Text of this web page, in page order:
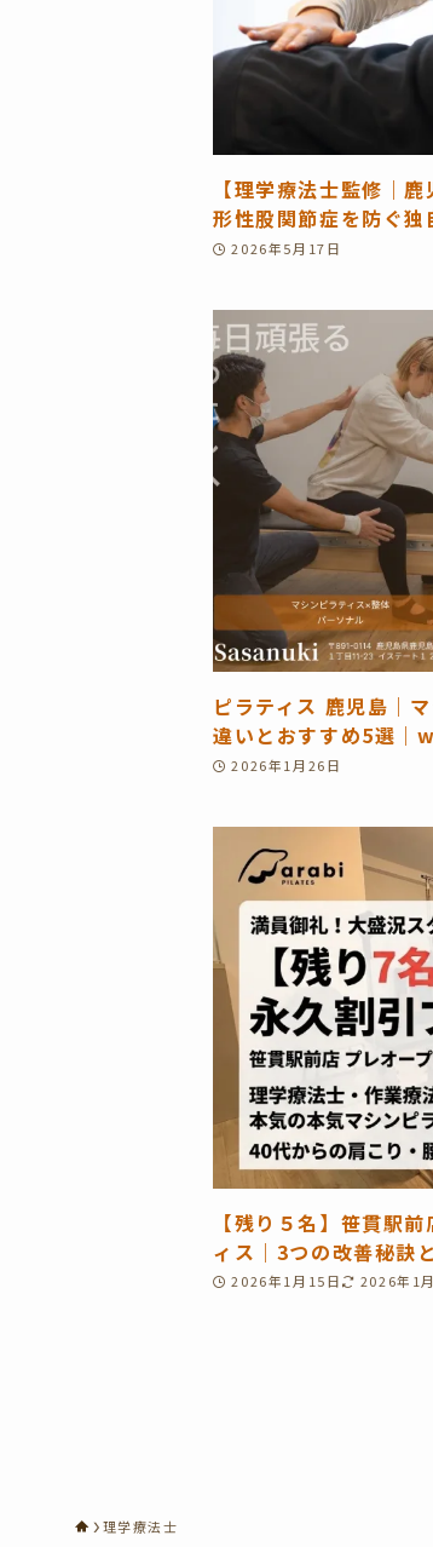
【理学療法士監修｜
形性股関節症を防ぐ
2026年5月17日
ピラティス 鹿児島｜
違いとおすすめ5選
2026年1月26日
【残り５名】笹貫駅
ィス｜3つの改善秘
2026年1月15日 2026年1
理学療法士